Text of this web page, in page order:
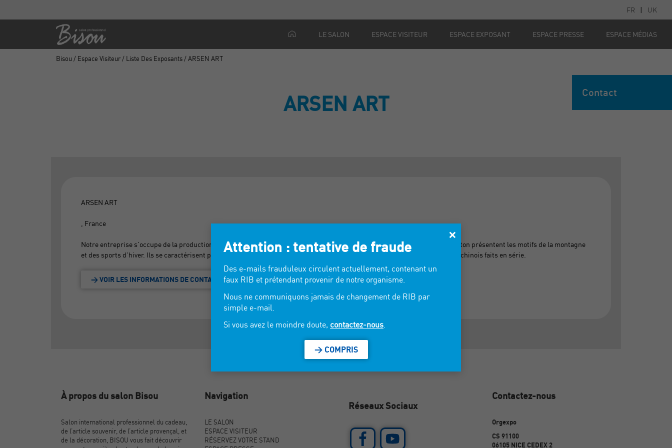
FR | UK
LE SALON ESPACE VISITEUR ESPACE EXPOSANT ESPACE PRESSE ESPACE MÉDIAS
Contact
Bisou / Espace Visiteur / Liste Des Exposants / ARSEN ART
ARSEN ART
ARSEN ART
, France
Notre entreprise s'occupe de la production et la vente de souvenirs faits à la main. Nos magnets et figurines en bois et en laiton présentent les motifs de la montagne
et des sports d'hiver. Ils se caractérisent par la précision de réalisation et grâce à leur qualité, ils dépassent les équivalents chinois faits en série.
> VOIR LES INFORMATIONS DE CONTACT
À propos du salon Bisou
Salon international professionnel du cadeau,
de l’article souvenir, de l’article provençal, et
de la décoration, BISOU vous fait découvrir
Navigation
LE SALON
ESPACE VISITEUR
RÉSERVEZ VOTRE STAND
Réseaux Sociaux
Contactez-nous
Orgexpo
CS 91100
06105 NICE CEDEX 2
×
Attention : tentative de fraude
Des e-mails frauduleux circulent actuellement, contenant un
faux RIB et prétendant provenir de notre organisme.
Nous ne communiquons jamais de changement de RIB par
simple e-mail.
Si vous avez le moindre doute, contactez-nous
> COMPRIS